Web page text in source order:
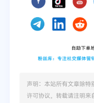
声明：本站所有文章除特
许可协议。转载请注明来